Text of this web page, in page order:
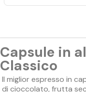
Capsule in
Classico
Il miglior espresso in
di cioccolato, frutta